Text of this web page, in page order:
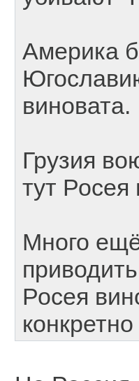
Америка
виновата.
Грузия
тут Росея
Много
Росея